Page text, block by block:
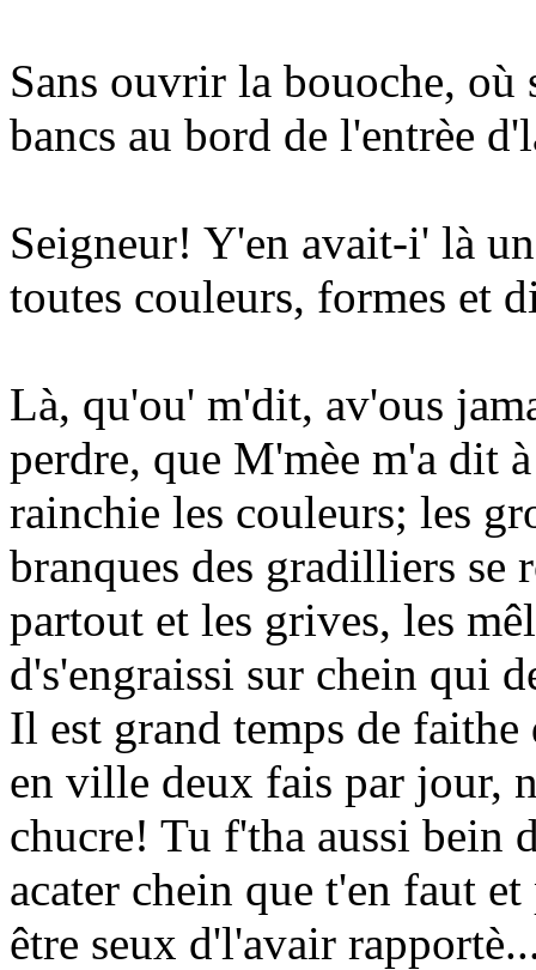
Sans ouvrir la bouoche,
bancs au bord de l'entrèe
Seigneur! Y'en avait-i' là
toutes couleurs, formes et
Là, qu'ou' m'dit, av'ous
perdre, que M'mèe m'a dit
rainchie les couleurs; les
branques des gradilliers se
partout et les grives, les
d's'engraissi sur chein qui
Il est grand temps de
en ville deux fais par jour,
chucre! Tu f'tha aussi bein
acater chein que t'en faut
être seux d'l'avair